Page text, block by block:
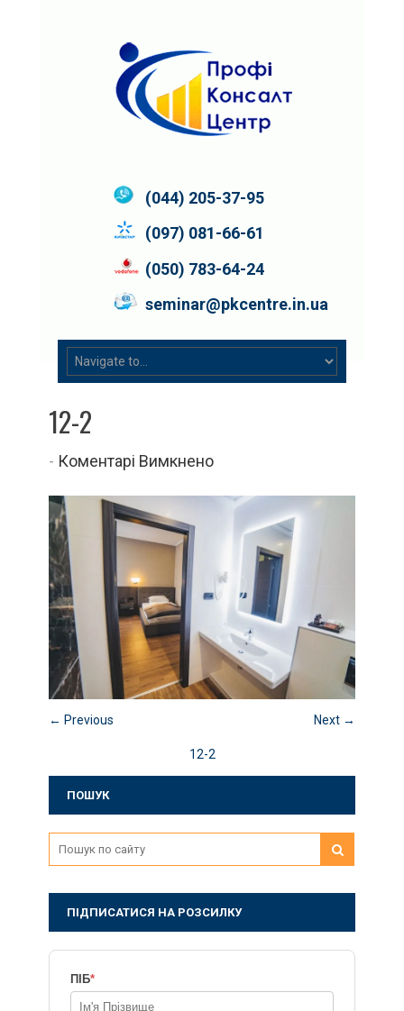
(044) 205-37-95
(097) 081-66-61
(050) 783-64-24
seminar@pkcentre.in.ua
12-2
- Коментарі Вимкненодо
12-
← Previous Next →
12-2
ПОШУК
ПІДПИСАТИСЯ НА РОЗСИЛКУ
ПІБ*